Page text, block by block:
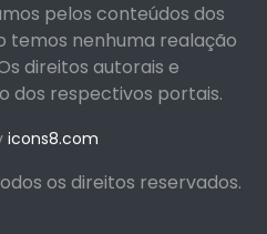
pelos conteúdos dos
temos nenhuma realação
direitos autorais e
dos respectivos portais.
icons8.com
os direitos reservados.